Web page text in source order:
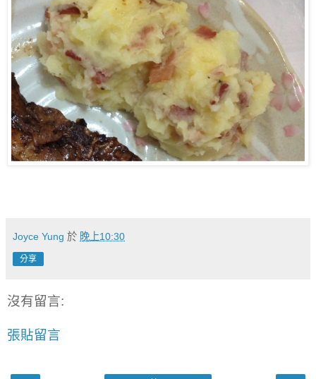
Joyce Yung 於 晚上10:30
分享
沒有留言:
張貼留言